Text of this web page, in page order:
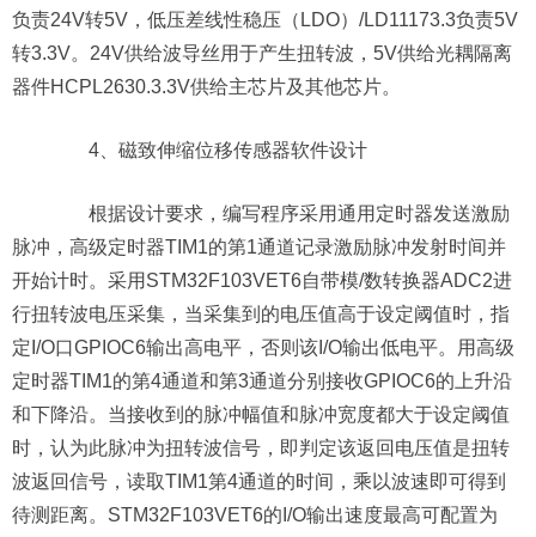
负责24V转5V，低压差线性稳压（LDO）/LD11173.3负责5V
转3.3V。24V供给波导丝用于产生扭转波，5V供给光耦隔离
器件HCPL2630.3.3V供给主芯片及其他芯片。
4、磁致伸缩位移传感器软件设计
根据设计要求，编写程序采用通用定时器发送激励
脉冲，高级定时器TIM1的第1通道记录激励脉冲发射时间并
开始计时。采用STM32F103VET6自带模/数转换器ADC2进
行扭转波电压采集，当采集到的电压值高于设定阈值时，指
定I/O口GPIOC6输出高电平，否则该I/O输出低电平。用高级
定时器TIM1的第4通道和第3通道分别接收GPIOC6的上升沿
和下降沿。当接收到的脉冲幅值和脉冲宽度都大于设定阈值
时，认为此脉冲为扭转波信号，即判定该返回电压值是扭转
波返回信号，读取TIM1第4通道的时间，乘以波速即可得到
待测距离。STM32F103VET6的I/O输出速度最高可配置为